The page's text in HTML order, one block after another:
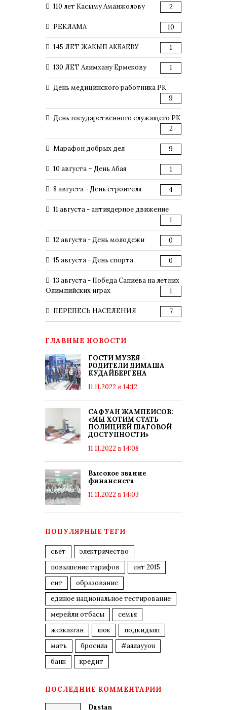
110 лет Касыму Аманжолову 2
РЕКЛАМА 10
145 ЛЕТ ЖАКЫП АКБАЕВУ 1
130 ЛЕТ Алимхану Ермекову 1
День медицинского работника РК
9
День государственного служащего РК
2
Марафон добрых дел 9
10 августа – День Абая 1
8 августа - День строителя 4
11 августа - антиядерное движение
1
12 августа - День молодежи 0
15 августа - День спорта 0
13 августа - Победа Сапиева на летних
Олимпийских играх
1
ПЕРЕПЕСЬ НАСЕЛЕНИЯ 7
ГЛАВНЫЕ НОВОСТИ
ГОСТИ МУЗЕЯ –
РОДИТЕЛИ ДИМАША
КУДАЙБЕРГЕНА
11.11.2022 в 14:12
САФУАН ЖАМПЕИСОВ:
«МЫ ХОТИМ СТАТЬ
ПОЛИЦИЕЙ ШАГОВОЙ
ДОСТУПНОСТИ»
11.11.2022 в 14:08
Высокое звание
финансиста
11.11.2022 в 14:03
ПОПУЛЯРНЫЕ ТЕГИ
свет
электричество
повышение тарифов
ент 2015
ент
образование
единое национальное тестирование
мерейли отбасы
семья
жезказган
шок
подкидыш
мать
бросила
#аялауyou
банк
кредит
ПОСЛЕДНИЕ КОММЕНТАРИИ
Dastan